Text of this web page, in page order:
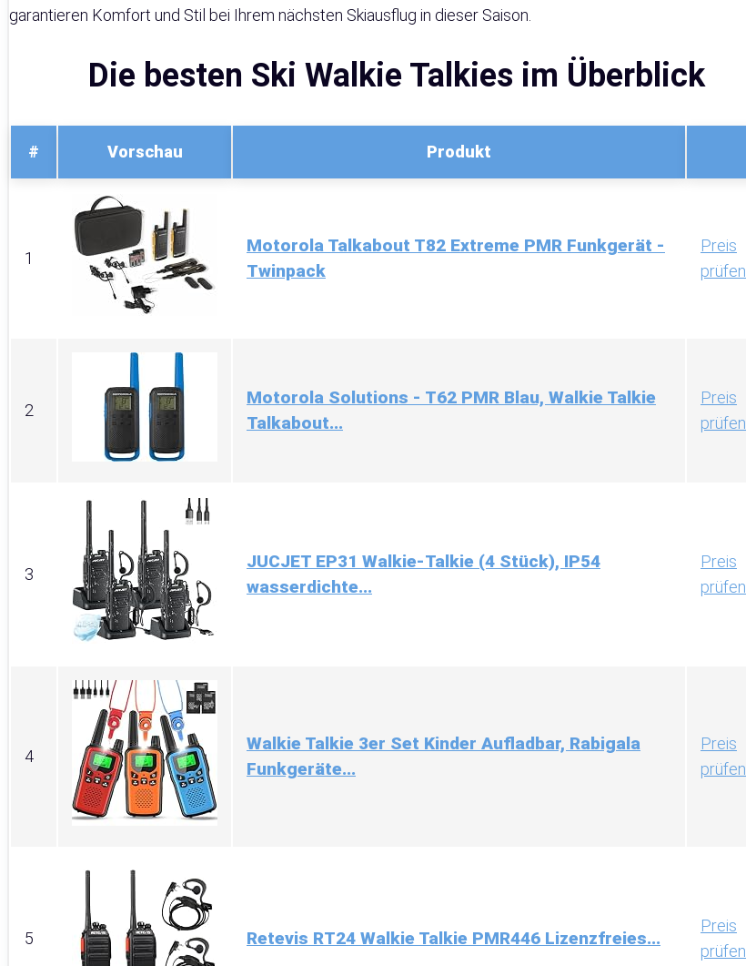
garantieren Komfort und Stil bei Ihrem nächsten Skiausflug in dieser Saison.
Die besten Ski Walkie Talkies im Überblick
# Vorschau Produkt
1
Motorola Talkabout T82 Extreme PMR Funkgerät -
Twinpack
Preis
prüfen
2
Motorola Solutions - T62 PMR Blau, Walkie Talkie
Talkabout...
Preis
prüfen
3
JUCJET EP31 Walkie-Talkie (4 Stück), IP54
wasserdichte...
Preis
prüfen
4
Walkie Talkie 3er Set Kinder Aufladbar, Rabigala
Funkgeräte...
Preis
prüfen
5 Retevis RT24 Walkie Talkie PMR446 Lizenzfreies...
Preis
prüfen